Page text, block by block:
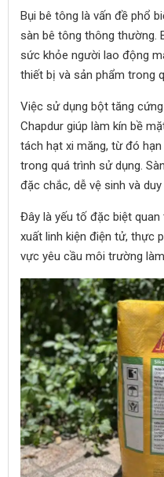
Bụi bê tông là vấn đề phổ
sàn bê tông thông thường.
sức khỏe người lao động
thiết bị và sản phẩm trong
Việc sử dụng bột tăng
Chapdur giúp làm kín bề
tách hạt xi măng, từ đó
trong quá trình sử dụng.
đặc chắc, dễ vệ sinh và
Đây là yếu tố đặc biệt
xuất linh kiện điện tử, thực
vực yêu cầu môi trường